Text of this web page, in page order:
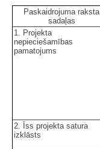
Paskaidrojuma raksta
sadaļas
1. Projekta
nepieciešamības
pamatojums
2. Īss projekta satura
izklāsts